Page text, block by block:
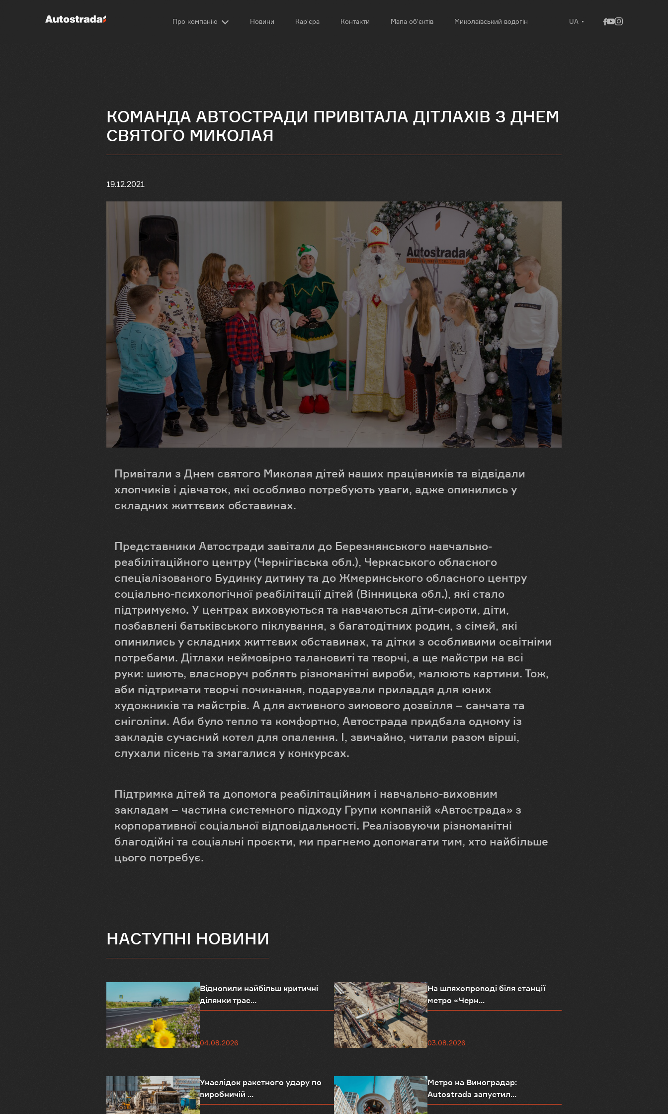
Про компанію Новини Кар'єра Контакти Мапа об'єктів Миколаївський водогін UA
КОМАНДА АВТОСТРАДИ ПРИВІТАЛА ДІТЛАХІВ З ДНЕМ
СВЯТОГО МИКОЛАЯ
19.12.2021
Привітали з Днем святого Миколая дітей наших працівників та відвідали
хлопчиків і дівчаток, які особливо потребують уваги, адже опинились у
складних життєвих обставинах.
Представники Автостради завітали до Березнянського навчально-
реабілітаційного центру (Чернігівська обл.), Черкаського обласного
спеціалізованого Будинку дитину та до Жмеринського обласного центру
соціально-психологічної реабілітації дітей (Вінницька обл.), які стало
підтримуємо. У центрах виховуються та навчаються діти-сироти, діти,
позбавлені батьківського піклування, з багатодітних родин, з сімей, які
опинились у складних життєвих обставинах, та дітки з особливими освітніми
потребами. Дітлахи неймовірно талановиті та творчі, а ще майстри на всі
руки: шиють, власноруч роблять різноманітні вироби, малюють картини. Тож,
аби підтримати творчі починання, подарували приладдя для юних
художників та майстрів. А для активного зимового дозвілля – санчата та
сніголіпи. Аби було тепло та комфортно, Автострада придбала одному із
закладів сучасний котел для опалення. І, звичайно, читали разом вірші,
слухали пісень та змагалися у конкурсах.
Підтримка дітей та допомога реабілітаційним і навчально-виховним
закладам – частина системного підходу Групи компаній «Автострада» з
корпоративної соціальної відповідальності. Реалізовуючи різноманітні
благодійні та соціальні проєкти, ми прагнемо допомагати тим, хто найбільше
цього потребує.
НАСТУПНІ НОВИНИ
Відновили найбільш критичні
ділянки трас...
04.08.2026
На шляхопроводі біля станції
метро «Черн...
03.08.2026
Унаслідок ракетного удару по
виробничій ...
Метро на Виноградар:
Autostrada запустил...